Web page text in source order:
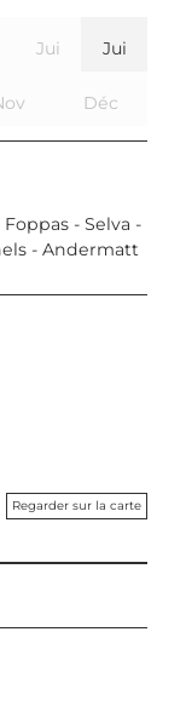
Jui Jui
Déc
- Selva -
- Andermatt
Regarder sur la carte